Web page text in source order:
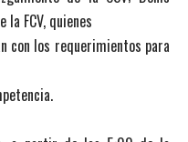
FCV, quienes
con los requerimientos para